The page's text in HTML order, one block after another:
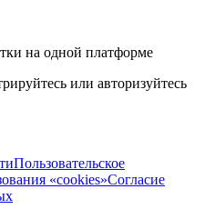
на одной платформе
или авторизуйтесь
Пользовательское
«cookies»Согласие